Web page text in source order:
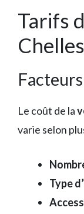
Tarifs
Chelles
Le coût de la
varie selon
Type